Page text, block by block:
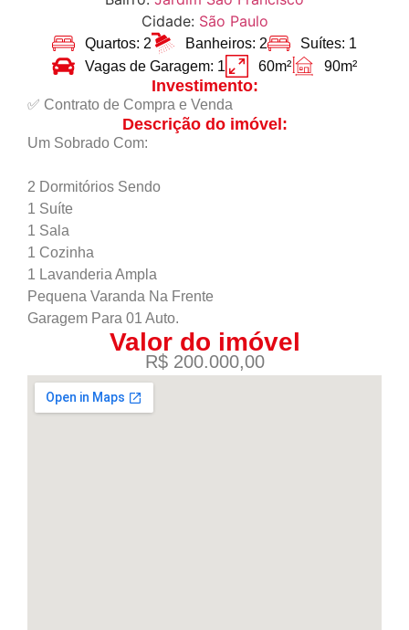
Cidade: São Paulo
Quartos: 2 Banheiros: 2
Suítes: 1
Vagas de Garagem: 1
60m² 90m²
Investimento:
✅ Contrato de Compra e Venda
Descrição do imóvel:
Um Sobrado Com:
2 Dormitórios Sendo
1 Suíte
1 Sala
1 Cozinha
1 Lavanderia Ampla
Pequena Varanda Na Frente
Garagem Para 01 Auto.
Valor do imóvel
R$ 200.000,00